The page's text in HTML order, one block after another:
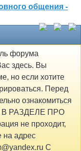
форума
здесь. Вы
но если хотите
Перед
ознакомиться
В РАЗДЕЛЕ ПРО
не проходит,
на адрес
С